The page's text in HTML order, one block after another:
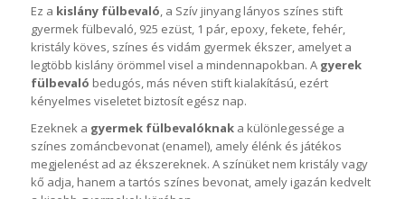
Ez a kislány fülbevaló, a Szív jinyang lányos színes stift
gyermek fülbevaló, 925 ezüst, 1 pár, epoxy, fekete, fehér,
kristály köves, színes és vidám gyermek ékszer, amelyet a
legtöbb kislány örömmel visel a mindennapokban. A gyerek
fülbevaló bedugós, más néven stift kialakítású, ezért
kényelmes viseletet biztosít egész nap.
Ezeknek a gyermek fülbevalóknak a különlegessége a
színes zománcbevonat (enamel), amely élénk és játékos
megjelenést ad az ékszereknek. A színüket nem kristály vagy
kő adja, hanem a tartós színes bevonat, amely igazán kedvelt